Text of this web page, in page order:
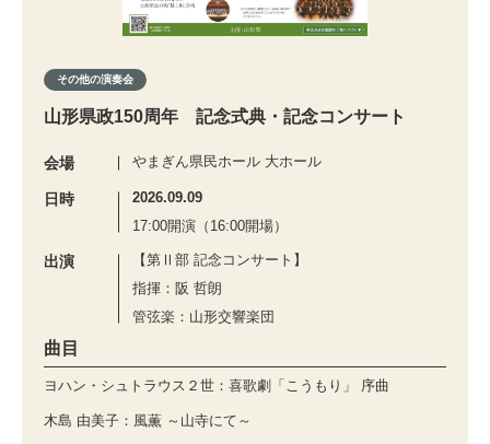
その他の演奏会
山形県政150周年 記念式典・記念コンサート
会場 やまぎん県民ホール 大ホール
日時
2026.09.09
17:00開演（16:00開場）
出演
【第Ⅱ部 記念コンサート】
指揮：阪 哲朗
管弦楽：山形交響楽団
曲目
ヨハン・シュトラウス２世：喜歌劇「こうもり」 序曲
木島 由美子：風薫 ～山寺にて～